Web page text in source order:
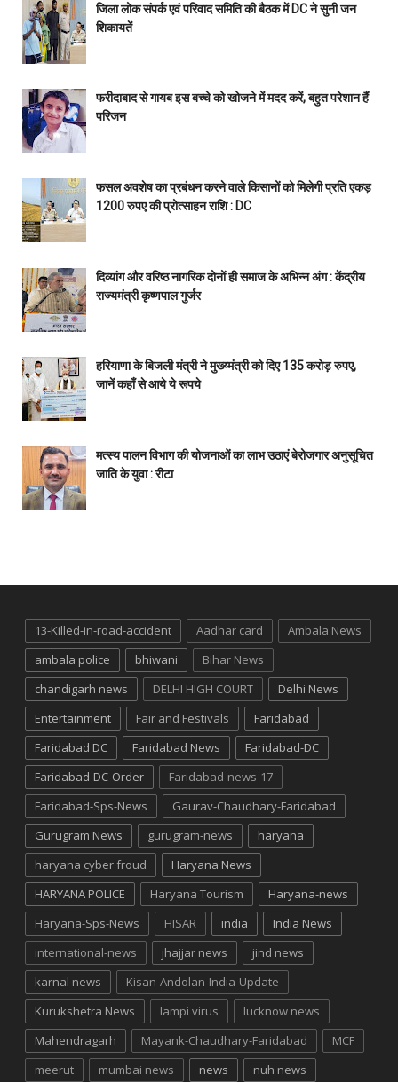
जिला लोक संपर्क एवं परिवाद समिति की बैठक में DC ने सुनी जन
शिकायतें
फरीदाबाद से गायब इस बच्चे को खोजने में मदद करें, बहुत परेशान हैं
परिजन
फसल अवशेष का प्रबंधन करने वाले किसानों को मिलेगी प्रति एकड़
1200 रुपए की प्रोत्साहन राशि : DC
दिव्यांग और वरिष्ठ नागरिक दोनों ही समाज के अभिन्न अंग : केंद्रीय
राज्यमंत्री कृष्णपाल गुर्जर
हरियाणा के बिजली मंत्री ने मुख्य्मंत्री को दिए 135 करोड़ रुपए,
जानें कहाँ से आये ये रूपये
मत्स्य पालन विभाग की योजनाओं का लाभ उठाएं बेरोजगार अनुसूचित
जाति के युवा : रीटा
13-Killed-in-road-accident Aadhar card
Ambala News
ambala police
bhiwani
Bihar News
chandigarh news
DELHI HIGH COURT
Delhi News
Entertainment
Fair and Festivals
Faridabad
Faridabad DC
Faridabad News
Faridabad-DC
Faridabad-DC-Order
Faridabad-news-17
Faridabad-Sps-News
Gaurav-Chaudhary-Faridabad
Gurugram News
gurugram-news
haryana
haryana cyber froud
Haryana News
HARYANA POLICE
Haryana Tourism
Haryana-news
Haryana-Sps-News
HISAR india
India News
international-news
jhajjar news
jind news
karnal news
Kisan-Andolan-India-Update
Kurukshetra News
lampi virus
lucknow news
Mahendragarh
Mayank-Chaudhary-Faridabad
MCF
meerut
mumbai news news nuh news